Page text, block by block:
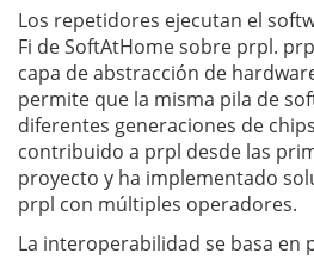
Los repetidores ejecutan el
Fi de SoftAtHome sobre prpl.
capa de abstracción de
permite que la misma pila de
diferentes generaciones de
contribuido a prpl desde las
proyecto y ha implementado
prpl con múltiples operadores.
La interoperabilidad se basa en